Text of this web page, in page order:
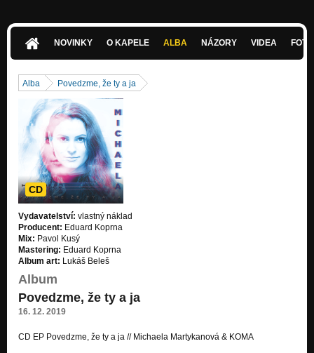
Horror Story (2014)
Horror Story (acoustic version)
Horror Story (acoustic version) - singel
Short song full of pain (2015)
Dimension
Kamarát 2016
Kamarát - singel
Eat me tonight (2014)
Eat me tonight - singel
Loneliness (piano version)
Gloomy Monday - singel
Song for death - instrumental (2014)
Horror story - singel
Vráť sa - singel
NOVINKY O KAPELE ALBA NÁZORY VIDEA
Alba Povedzme, že ty a ja
CD
Vydavatelství: vlastný náklad
Producent: Eduard Koprna
Mix: Pavol Kusý
Mastering: Eduard Koprna
Album art: Lukáš Beleš
Album
Povedzme, že ty a ja
16. 12. 2019
CD EP Povedzme, že ty a ja // Michaela Martykanová & KOMA